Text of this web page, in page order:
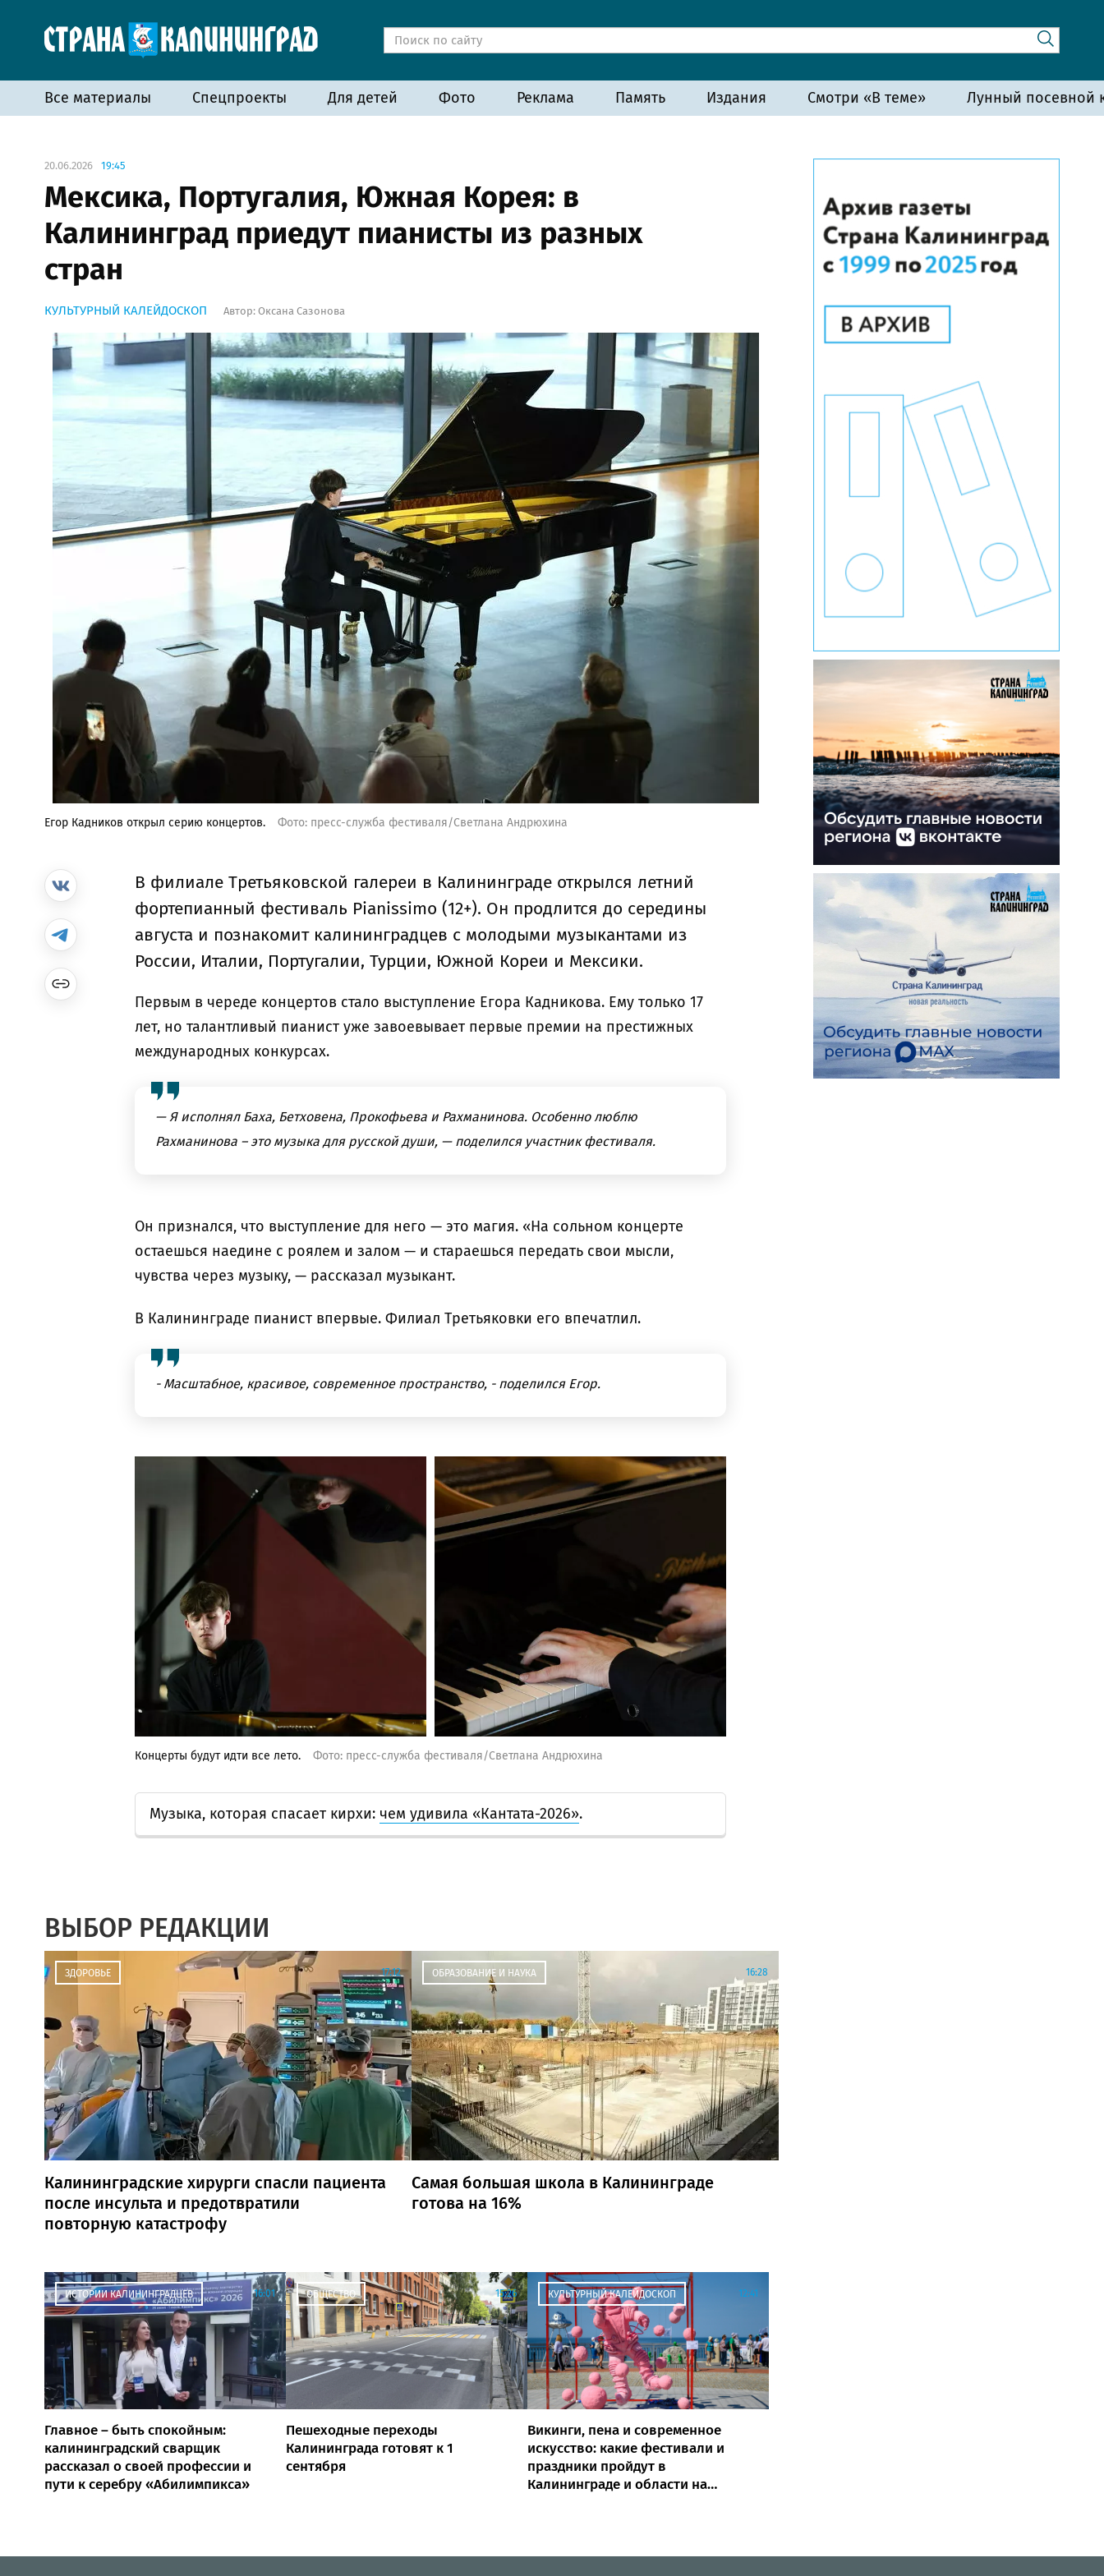
Все материалы Спецпроекты Для детей Фото Реклама Память Издания Смотри «В теме» Лунный посевной
20.06.2026 19:45
Мексика, Португалия, Южная Корея: в
Калининград приедут пианисты из разных
стран
КУЛЬТУРНЫЙ КАЛЕЙДОСКОП Автор: Оксана Сазонова
Егор Кадников открыл серию концертов. Фото: пресс-служба фестиваля/Светлана Андрюхина
В филиале Третьяковской галереи в Калининграде открылся летний
фортепианный фестиваль Pianissimo (12+). Он продлится до середины
августа и познакомит калининградцев с молодыми музыкантами из
России, Италии, Португалии, Турции, Южной Кореи и Мексики.
Первым в череде концертов стало выступление Егора Кадникова. Ему только 17
лет, но талантливый пианист уже завоевывает первые премии на престижных
международных конкурсах.
— Я исполнял Баха, Бетховена, Прокофьева и Рахманинова. Особенно люблю
Рахманинова – это музыка для русской души, — поделился участник фестиваля.
Он признался, что выступление для него — это магия. «На сольном концерте
остаешься наедине с роялем и залом — и стараешься передать свои мысли,
чувства через музыку, — рассказал музыкант.
В Калининграде пианист впервые. Филиал Третьяковки его впечатлил.
- Масштабное, красивое, современное пространство, - поделился Егор.
Концерты будут идти все лето. Фото: пресс-служба фестиваля/Светлана Андрюхина
Музыка, которая спасает кирхи: чем удивила «Кантата-2026».
ВЫБОР РЕДАКЦИИ
ЗДОРОВЬЕ 17:12
Калининградские хирурги спасли пациента
после инсульта и предотвратили
повторную катастрофу
ОБРАЗОВАНИЕ И НАУКА 16:28
Самая большая школа в Калининграде
готова на 16%
ИСТОРИИ КАЛИНИНГРАДЦЕВ 16:01
Главное – быть спокойным:
калининградский сварщик
рассказал о своей профессии и
пути к серебру «Абилимпикса»
ОБЩЕСТВО 15:26
Пешеходные переходы
Калининграда готовят к 1
сентября
КУЛЬТУРНЫЙ КАЛЕЙДОСКОП 12:41
Викинги, пена и современное
искусство: какие фестивали и
праздники пройдут в
Калининграде и области на